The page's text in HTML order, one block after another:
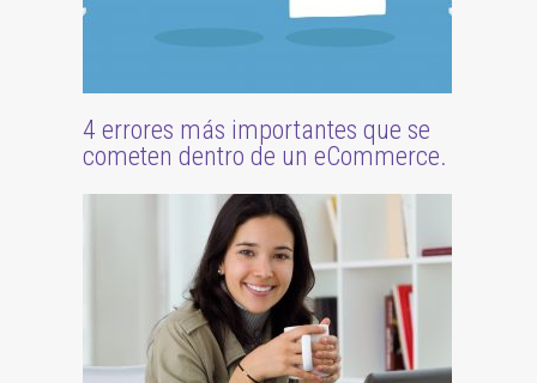
4 errores más importantes que se
cometen dentro de un eCommerce.